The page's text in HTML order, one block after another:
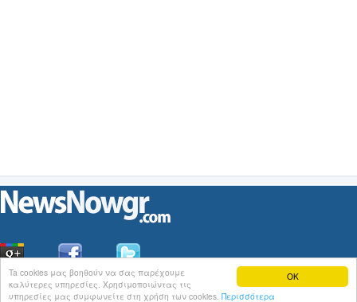
OK
Ta cookies μας βοηθούν να σας παρέχουμε
καλύτερες υπηρεσίες. Χρησιμοποιώντας τις
υπηρεσίες μας συμφωνείτε στη χρήση των cookies. Περισσότερα
ΟιΕιδήσεις του NewsNowgr.com στοiNews